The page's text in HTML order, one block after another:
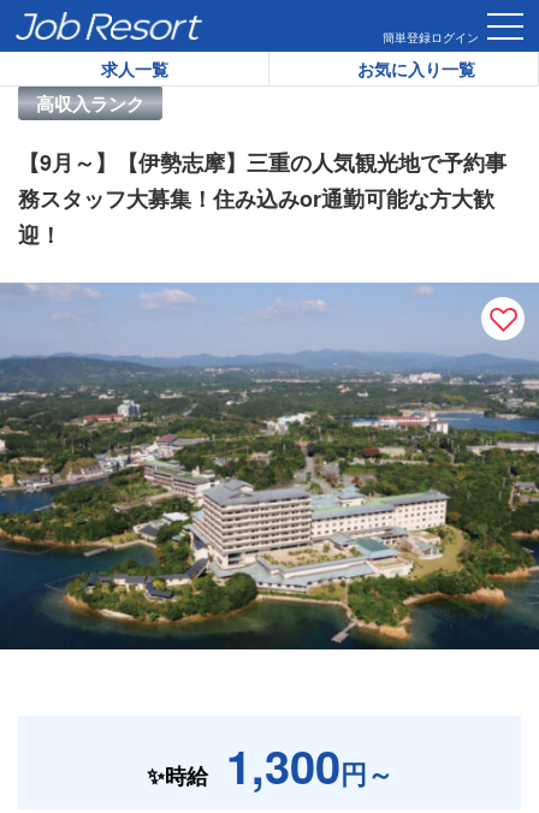
簡単登録ログイン
求人一覧 お気に入り一覧
HOME 求人一覧 【9月～】【伊勢志摩】三重の人気観光地で
高収入ランク
リゾートバイト求人番号：
【9月～】【伊勢志摩】三重の人気観光地で予約事
務スタッフ大募集！住み込みor通勤可能な方大歓
迎！
✨時給 1,300円～